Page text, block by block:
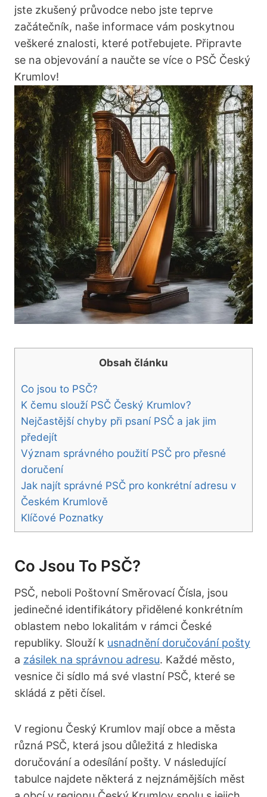
jste zkušený průvodce nebo jste teprve
začátečník, naše informace vám poskytnou
veškeré znalosti, které potřebujete. Připravte
se na objevování a naučte se více o PSČ Český
Krumlov!
Obsah článku
Co jsou to PSČ?
K čemu slouží PSČ Český Krumlov?
Nejčastější chyby při psaní PSČ a jak jim
předejít
Význam správného použití PSČ pro přesné
doručení
Jak najít správné PSČ pro konkrétní adresu v
Českém Krumlově
Klíčové Poznatky
Co Jsou To PSČ?
PSČ, neboli Poštovní Směrovací Čísla, jsou
jedinečné identifikátory přidělené konkrétním
oblastem nebo lokalitám v rámci České
republiky. Slouží k usnadnění doručování pošty
a zásilek na správnou adresu. Každé město,
vesnice či sídlo má své vlastní PSČ, které se
skládá z pěti čísel.
V regionu Český Krumlov mají obce a města
různá PSČ, která jsou důležitá z hlediska
doručování a odesílání pošty. V následující
tabulce najdete některá z nejznámějších měst